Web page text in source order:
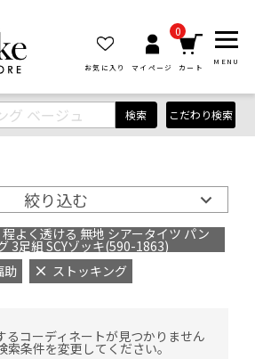
お気に入り マイページ
0
カート
MENU
検索 こだわり検索
絞り込む
よく透ける 無地 シアータイツ パン
3足組 SCYゾッキ(590-1863)
助 ストッキング
るコーディネートが見つかりません
索条件を変更してください。